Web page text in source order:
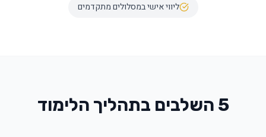
ליווי אישי במסלולים מתקדמים
5 השלבים בתהליך הלימוד